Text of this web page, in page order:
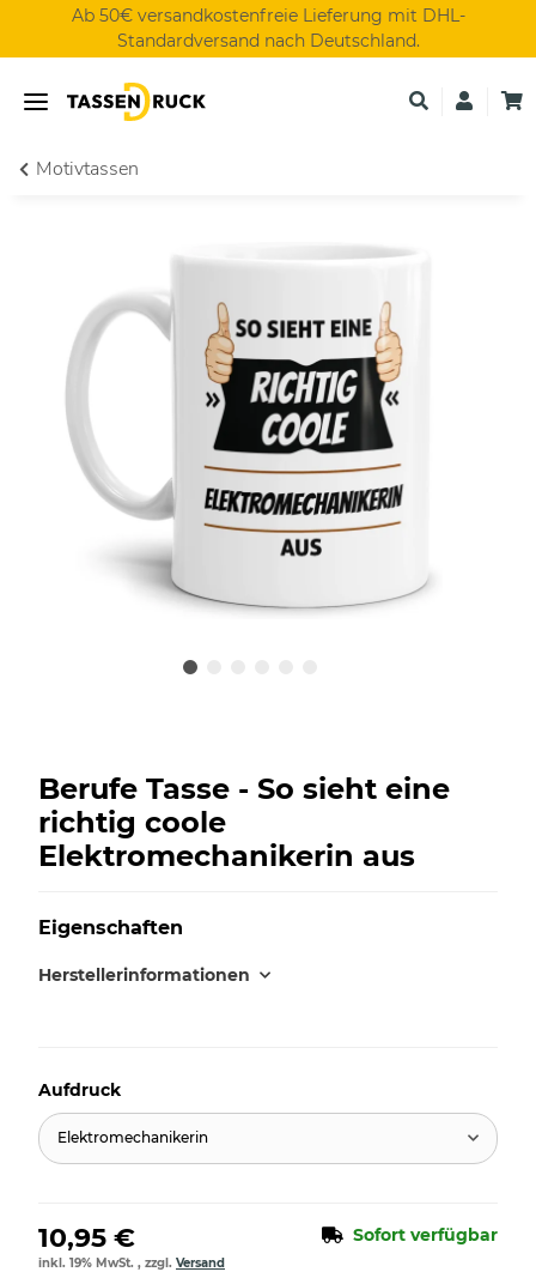
Ab 50€ versandkostenfreie Lieferung mit DHL-
Standardversand nach Deutschland.
Motivtassen
Berufe Tasse - So sieht eine
richtig coole
Elektromechanikerin aus
Eigenschaften
Herstellerinformationen
Aufdruck
Elektromechanikerin
10,95 € Sofort verfügbar
inkl. 19% MwSt. , zzgl. Versand